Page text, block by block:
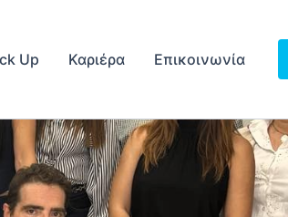
Up Καριέρα Επικοινωνία